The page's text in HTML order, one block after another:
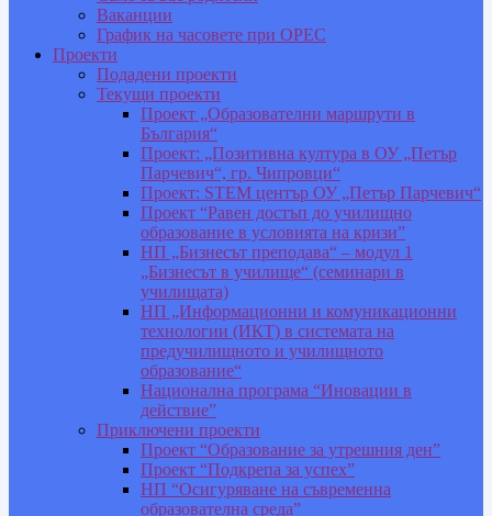
Ваканции
График на часовете при ОРЕС
Проекти
Подадени проекти
Текущи проекти
Проект „Образователни маршрути в
България“
Проект: „Позитивна култура в ОУ „Петър
Парчевич“, гр. Чипровци“
Проект: STEM център ОУ „Петър Парчевич“
Проект “Равен достъп до училищно
образование в условията на кризи”
НП „Бизнесът преподава“ – модул 1
„Бизнесът в училище“ (семинари в
училищата)
НП „Информационни и комуникационни
технологии (ИКТ) в системата на
предучилищното и училищното
образование“
Национална програма “Иновации в
действие”
Приключени проекти
Проект “Образование за утрешния ден”
Проект “Подкрепа за успех”
НП “Осигуряване на съвременна
образователна среда”